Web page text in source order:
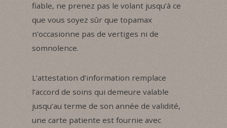
fiable, ne prenez pas le volant jusqu’à ce
que vous soyez sûr que topamax
n’occasionne pas de vertiges ni de
somnolence.
L’attestation d’information remplace
l’accord de soins qui demeure valable
jusqu’au terme de son année de validité,
une carte patiente est fournie avec